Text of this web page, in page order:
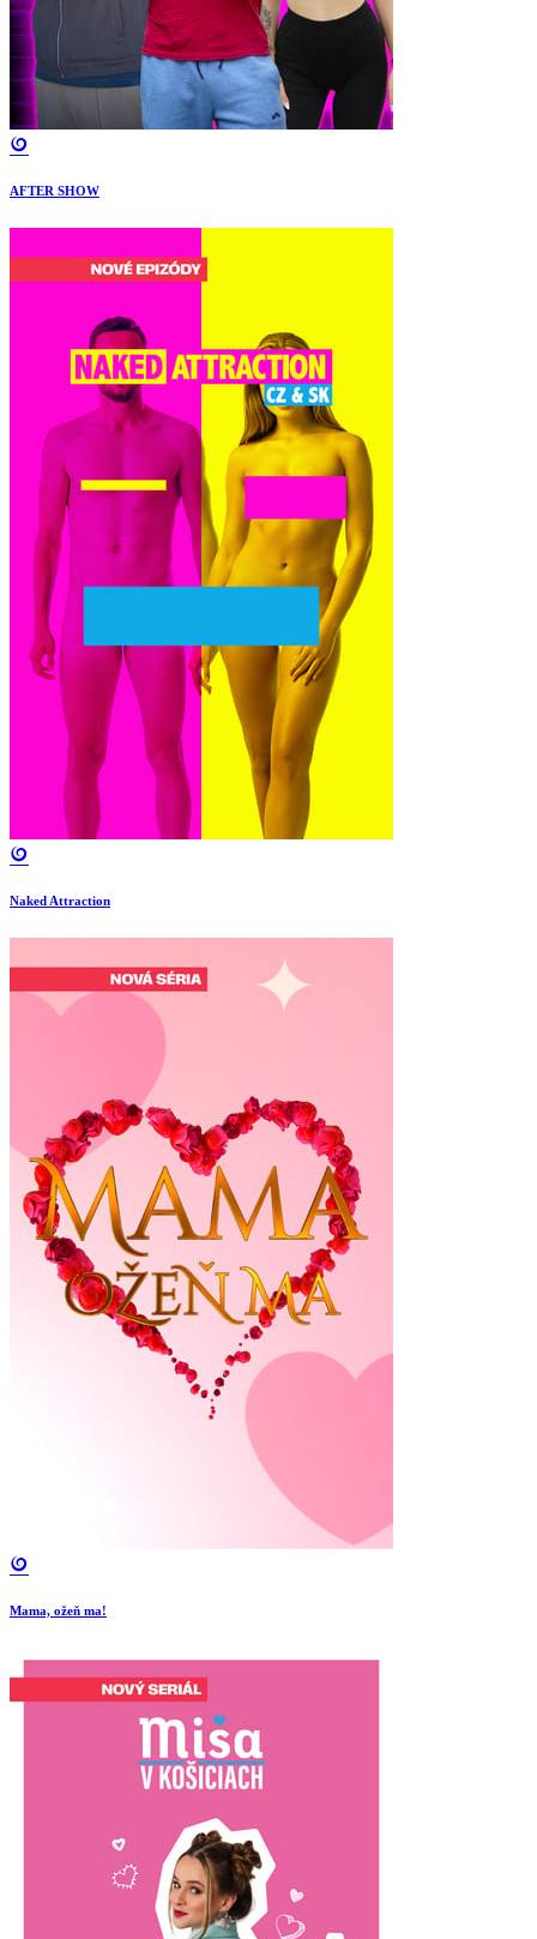
AFTER SHOW
Naked Attraction
Mama, ožeň ma!